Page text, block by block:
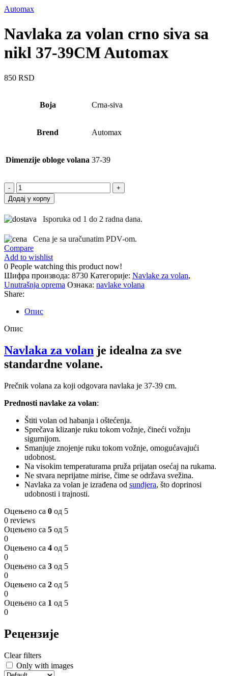
Automax
Navlaka za volan crno siva sa
nikl 37-39CM Automax
850 RSD
Boja Crna-siva
Brend Automax
Dimenzije obloge volana 37-39
Navlaka
za
volan
siva
nikl
37-
39CM
Automax
количина
Додај у корпу
Isporuka od 1 do 2 radna dana.
Cena je sa uračunatim PDV-om.
Compare
Add to wishlist
0 People watching this product now!
Шифра производа: 8730 Категорије: Navlake za volan,
Unutrašnja oprema Ознака: navlake volana
Share:
Опис
Опис
Navlaka za volan je idealna za sve
standardne volane.
Prečnik volana za koji odgovara navlaka je 37-39 cm.
Prednosti navlake za volan:
Štiti volan od habanja i oštećenja.
Sprečava klizanje ruku tokom vožnje, čineći vožnju
sigurnijom.
Smanjuje znojenje ruku tokom vožnje, omogućavajući
udobnost.
Na visokim temperaturama pruža prijatan osećaj na rukama.
Ne stvara neprijatne mirise, čime se održava svežina.
Navlaka za volan je izrađena od sundjera, što doprinosi
udobnosti i trajnosti.
Оцењено са 0 од 5
0 reviews
Оцењено са 5 од 5
0
Оцењено са 4 од 5
0
Оцењено са 3 од 5
0
Оцењено са 2 од 5
0
Оцењено са 1 од 5
0
Рецензије
Clear filters
Only with images